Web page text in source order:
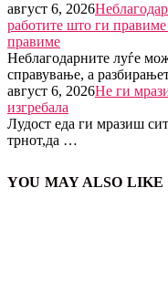
август 6, 2026
работите што ги
правиме
Неблагодарните луѓе
справување, а
август 6, 2026Не ги
изгребала
Лудост еда ги мразиш
трнот,да …
YOU MAY ALSO LIKE